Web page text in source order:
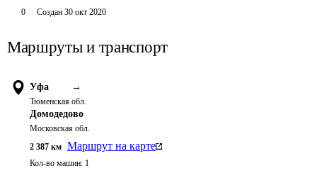
0 Создан 30 окт 2020
Маршруты и транспорт
Уфа →
Тюменская обл.
Домодедово
Московская обл.
2 387 км Маршрут на карте
Кол-во машин: 1